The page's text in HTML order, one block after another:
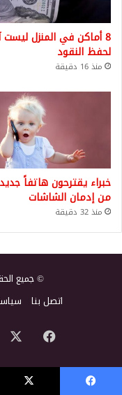
8 أماكن في المنزل ليست
لحفظ النقود
منذ 16 دقيقة
خبراء يقترحون هاتفاً
من إدمان الشاشات
منذ 32 دقيقة
© جميع
اتصل بنا
فيسبوك